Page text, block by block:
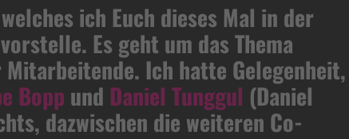
ich Euch dieses Mal in der
Es geht um das Thema
Ich hatte Gelegenheit,
Bopp und Daniel Tunggul (Daniel
dazwischen die weiteren Co-